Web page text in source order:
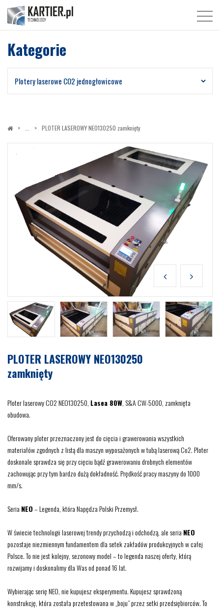
Kategorie
PLOTER LASEROWY NEO130250 zamknięty
PLOTER LASEROWY NEO130250
zamknięty
Ploter laserowy CO2 NEO130250, Lasea 80W, S&A CW-5000, zamknięta
obudowa.
Oferowany ploter przeznaczony jest do cięcia i grawerowania wszystkich
materiałów zgodnych z listą dla maszyn wyposażonych w tubą laserową Co2. Ploter
doskonale sprawdza się przy cięciu bądź grawerowaniu drobnych elementów
zachowując przy tym bardzo dużą dokładność. Prędkość pracy maszyny do 1000
mm/s.
Seria NEO– Legenda, która Napędza Polski Przemysł.
W świecie technologii laserowej trendy przychodzą i odchodzą, ale seria NEO
pozostaje niezmiennym fundamentem dla setek zakładów produkcyjnych w całej
Polsce. To nie jest kolejny, sezonowy model – to legenda naszej oferty, którą
rozwijamy i doskonalimy dla Was od ponad 16 lat.
Wybierając serię NEO, nie kupujesz eksperymentu. Kupujesz sprawdzoną
konstrukcję, która została przetestowana w „boju” przez setki przedsiębiorców. To